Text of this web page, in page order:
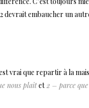
devrait embaucher un
vrai que repartir à la
nous plaîtet2 – parce que